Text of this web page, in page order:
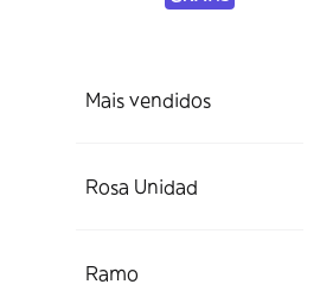
Mais vendidos
Rosa Unidad
Ramo